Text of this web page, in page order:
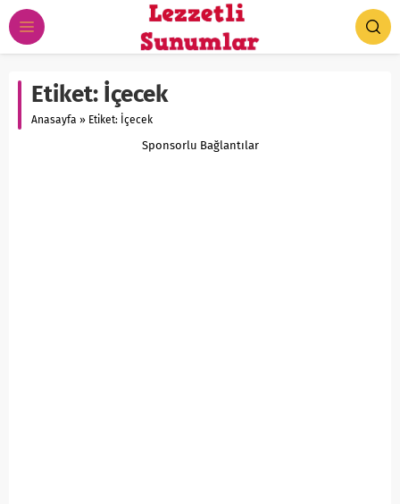
Etiket: İçecek
Anasayfa » Etiket: İçecek
Sponsorlu Bağlantılar